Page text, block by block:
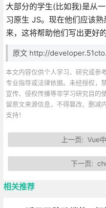
大部分的学生(比如我)是从
习原生 JS。现在他们应该
来，这将帮助他们写出更好的
原文 http://
本文内容仅供个人学习、研究或参
专业指导或法律依据。未经授权，
宣传、侵权传播等非学习研究目的
留原文来源信息，不得篡改、删减
支持！
上一页: Vue
下一页:
相关推荐